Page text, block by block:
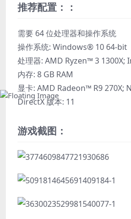
推荐配置：：
需要 64 位处理器和操作系统
操作系统: Windows® 10 64-bit
处理器: AMD Ryzen™ 3
内存: 8 GB RAM
显卡: AMD Radeon™ R9 270X;
DirectX 版本: 11
游戏截图：